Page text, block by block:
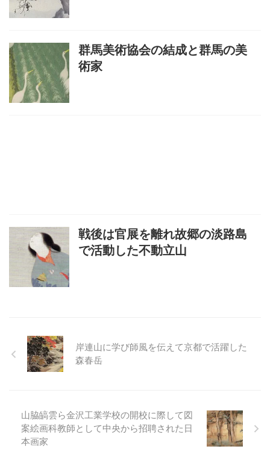
群馬美術協会の結成と群馬の美
術家
戦後は官展を離れ故郷の淡路島
で活動した不動立山
岸連山に学び師風を伝えて京都で活躍した
森春岳
山脇皜雲ら金沢工業学校の開校に際して図
案絵画科教師として中央から招聘された日
本画家